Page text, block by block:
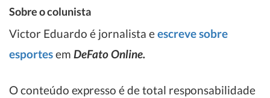
Sobre o colunista
Victor Eduardo é jornalista eescreve sobre
esportesem DeFato Online.
O conteúdo expresso é de total responsabilidade